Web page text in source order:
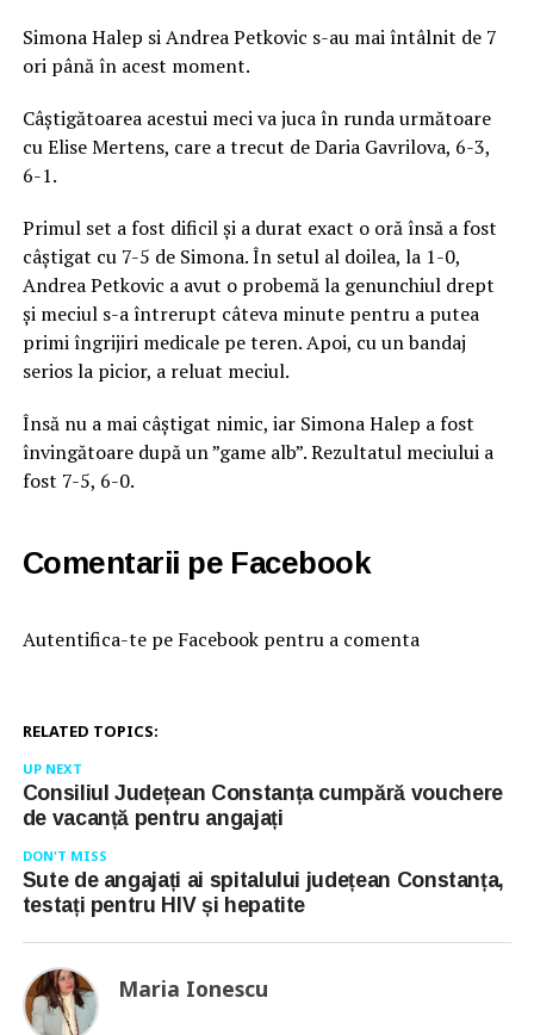
Simona Halep si Andrea Petkovic s-au mai întâlnit de 7
ori până în acest moment.
Câștigătoarea acestui meci va juca în runda următoare
cu Elise Mertens, care a trecut de Daria Gavrilova, 6-3,
6-1.
Primul set a fost dificil și a durat exact o oră însă a fost
câștigat cu 7-5 de Simona. În setul al doilea, la 1-0,
Andrea Petkovic a avut o probemă la genunchiul drept
și meciul s-a întrerupt câteva minute pentru a putea
primi îngrijiri medicale pe teren. Apoi, cu un bandaj
serios la picior, a reluat meciul.
Însă nu a mai câștigat nimic, iar Simona Halep a fost
învingătoare după un ”game alb”. Rezultatul meciului a
fost 7-5, 6-0.
Comentarii pe Facebook
Autentifica-te pe Facebook pentru a comenta
RELATED TOPICS:
UP NEXT
Consiliul Județean Constanța cumpără vouchere
de vacanță pentru angajați
DON'T MISS
Sute de angajați ai spitalului județean Constanța,
testați pentru HIV și hepatite
Maria Ionescu